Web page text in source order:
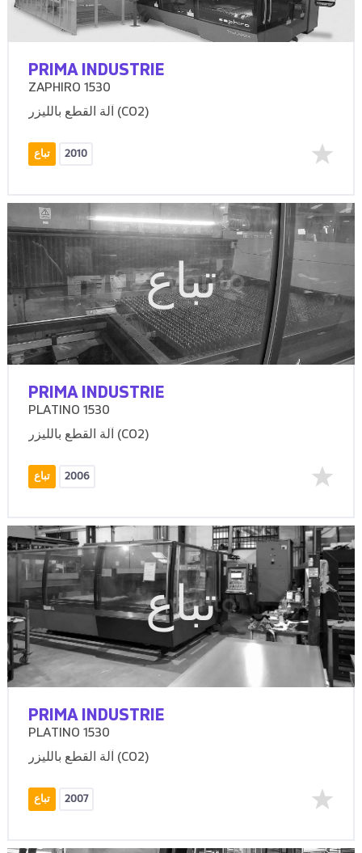
PRIMA INDUSTRIE
ZAPHIRO 1530
آلة القطع بالليزر (CO2)
تباع 2010
تباع
PRIMA INDUSTRIE
PLATINO 1530
آلة القطع بالليزر (CO2)
تباع 2006
تباع
PRIMA INDUSTRIE
PLATINO 1530
آلة القطع بالليزر (CO2)
تباع 2007